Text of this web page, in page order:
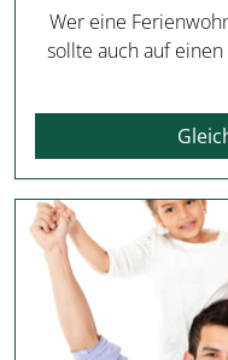
Wer eine
sollte auch auf